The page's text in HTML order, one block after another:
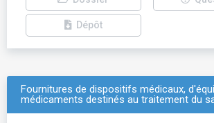
Dépôt
Fournitures de dispositifs médicaux,
médicaments destinés au traitement du